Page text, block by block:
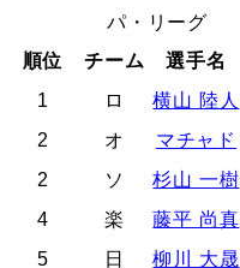
パ・リーグ
順位
チーム 選手名
1
ロ 横山 陸人
2
オ マチャド
2
ソ 杉山 一樹
4
楽 藤平 尚真
5
日 柳川 大晟